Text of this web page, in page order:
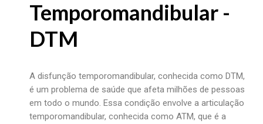
Temporomandibular -
DTM
A disfunção temporomandibular, conhecida como DTM,
é um problema de saúde que afeta milhões de pessoas
em todo o mundo. Essa condição envolve a articulação
temporomandibular, conhecida como ATM, que é a